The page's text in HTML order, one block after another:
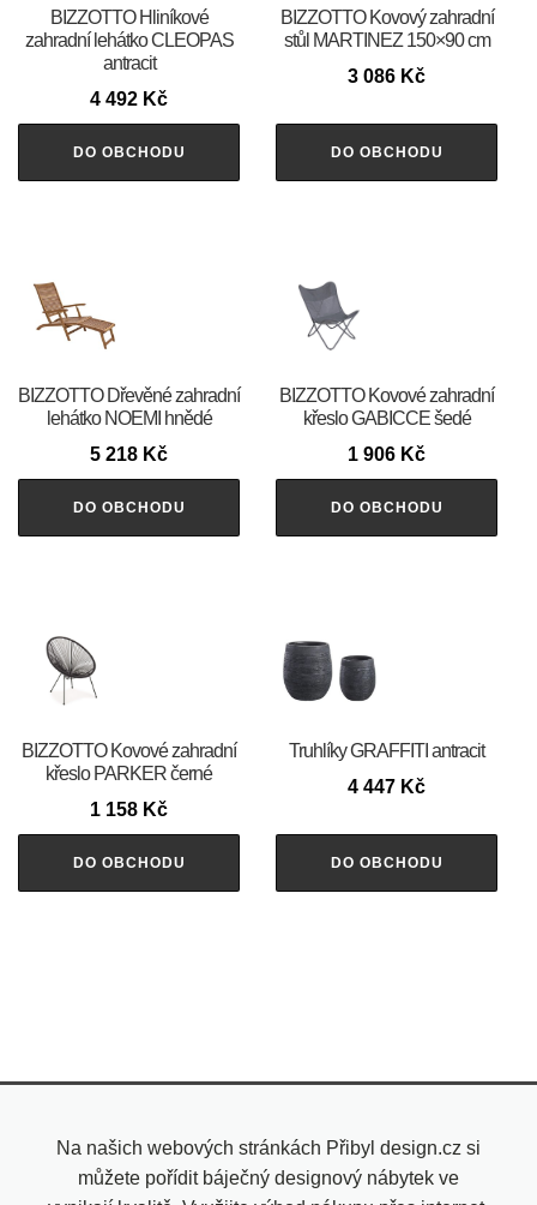
BIZZOTTO Hliníkové
zahradní lehátko CLEOPAS
antracit
4 492 Kč
DO OBCHODU
BIZZOTTO Kovový zahradní
stůl MARTINEZ 150×90 cm
3 086 Kč
DO OBCHODU
BIZZOTTO Dřevěné zahradní
lehátko NOEMI hnědé
5 218 Kč
DO OBCHODU
BIZZOTTO Kovové zahradní
křeslo GABICCE šedé
1 906 Kč
DO OBCHODU
BIZZOTTO Kovové zahradní
křeslo PARKER černé
1 158 Kč
DO OBCHODU
Truhlíky GRAFFITI antracit
4 447 Kč
DO OBCHODU
Na našich webových stránkách Přibyl design.cz si
můžete pořídit báječný designový nábytek ve